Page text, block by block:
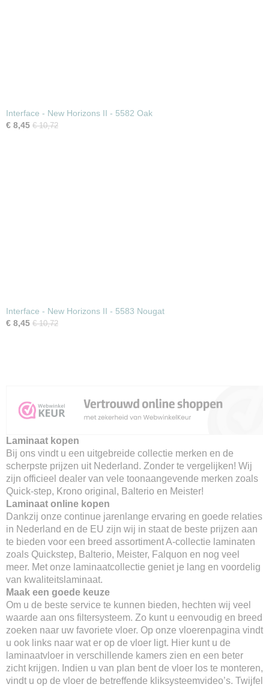
Interface - New Horizons II - 5582 Oak
€ 8,45 € 10,72
Interface - New Horizons II - 5583 Nougat
€ 8,45 € 10,72
Laminaat kopen
Bij ons vindt u een uitgebreide collectie merken en de
scherpste prijzen uit Nederland. Zonder te vergelijken! Wij
zijn officieel dealer van vele toonaangevende merken zoals
Quick-step, Krono original, Balterio en Meister!
Laminaat online kopen
Dankzij onze continue jarenlange ervaring en goede relaties
in Nederland en de EU zijn wij in staat de beste prijzen aan
te bieden voor een breed assortiment A-collectie laminaten
zoals Quickstep, Balterio, Meister, Falquon en nog veel
meer. Met onze laminaatcollectie geniet je lang en voordelig
van kwaliteitslaminaat.
Maak een goede keuze
Om u de beste service te kunnen bieden, hechten wij veel
waarde aan ons filtersysteem. Zo kunt u eenvoudig en breed
zoeken naar uw favoriete vloer. Op onze vloerenpagina vindt
u ook links naar wat er op de vloer ligt. Hier kunt u de
laminaatvloer in verschillende kamers zien en een beter
zicht krijgen. Indien u van plan bent de vloer los te monteren,
vindt u op de vloer de betreffende kliksysteemvideo’s. Twijfel